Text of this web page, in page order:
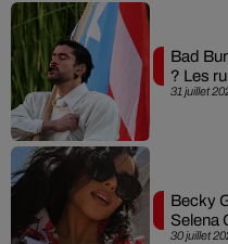
31 juillet
Bad
? Les
30 juillet
Becky
Selena